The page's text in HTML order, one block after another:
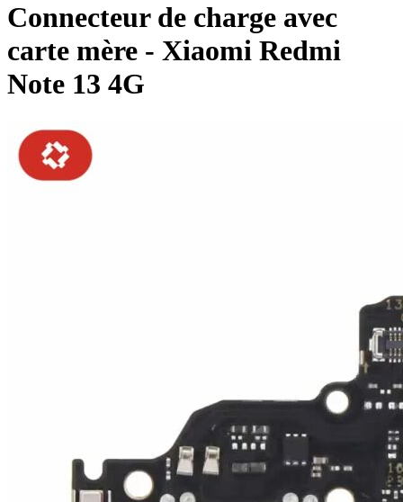
Connecteur de charge avec
carte mère - Xiaomi Redmi
Note 13 4G